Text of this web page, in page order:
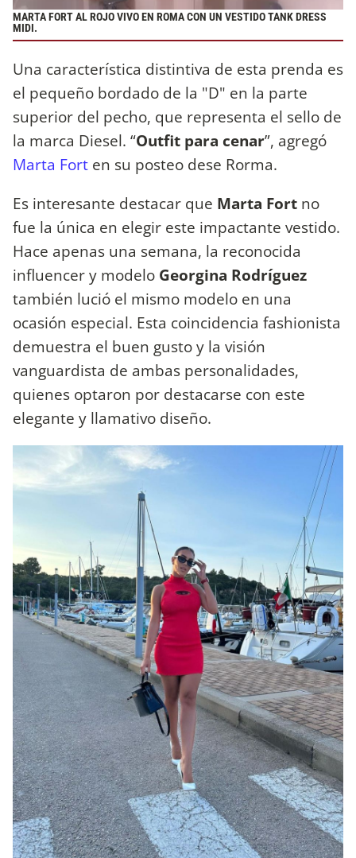
MARTA FORT AL ROJO VIVO EN ROMA CON UN VESTIDO TANK DRESS
MIDI.
Una característica distintiva de esta prenda es
el pequeño bordado de la "D" en la parte
superior del pecho, que representa el sello de
la marca Diesel. “Outfit para cenar”, agregó
Marta Fort en su posteo dese Rorma.
Es interesante destacar que Marta Fort no
fue la única en elegir este impactante vestido.
Hace apenas una semana, la reconocida
influencer y modelo Georgina Rodríguez
también lució el mismo modelo en una
ocasión especial. Esta coincidencia fashionista
demuestra el buen gusto y la visión
vanguardista de ambas personalidades,
quienes optaron por destacarse con este
elegante y llamativo diseño.